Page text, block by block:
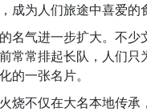
成为人们旅途中喜爱的
名气进一步扩大。不
常常排起长队，人们
的一张名片。
烧不仅在大名本地传